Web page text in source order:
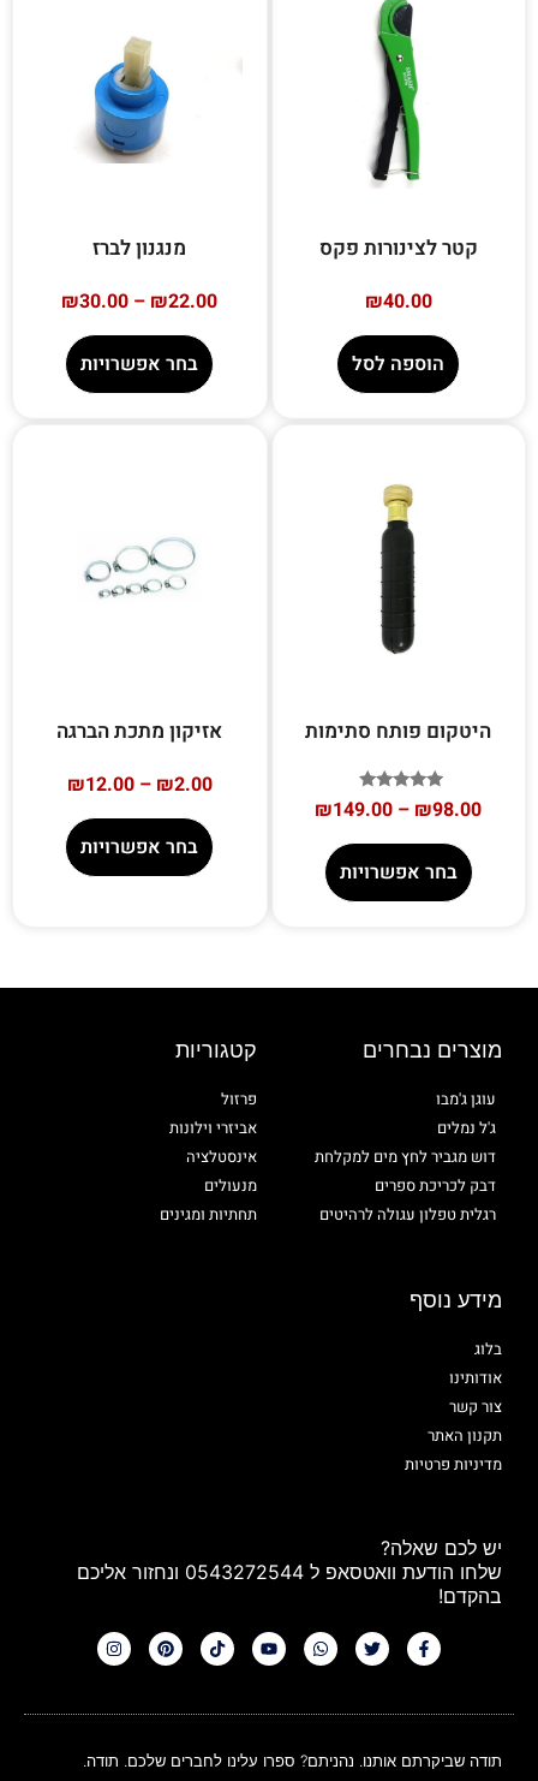
קטר לצינורות פקס
₪40.00
הוספה לסל
מנגנון לברז
₪22.00
–
₪30.00
בחר אפשרויות
היטקום פותח סתימות
דורג
5.00
₪98.00
–
₪149.00
בחר אפשרויות
אזיקון מתכת הברגה
₪2.00
–
₪12.00
בחר אפשרויות
מוצרים נבחרים
עוגן ג'מבו
ג'ל נמלים
דוש מגביר לחץ מים למקלחת
דבק לכריכת ספרים
רגלית טפלון עגולה לרהיטים
קטגוריות
פרזול
אביזרי וילונות
אינסטלציה
מנעולים
תחתיות ומגינים
מידע נוסף
בלוג
אודותינו
צור קשר
תקנון האתר
מדיניות פרטיות
יש לכם שאלה?
שלחו הודעת וואטסאפ ל 0543272544 ונחזור אליכם
בהקדם!
תודה שביקרתם אותנו. נהניתם? ספרו עלינו לחברים שלכם. תודה.